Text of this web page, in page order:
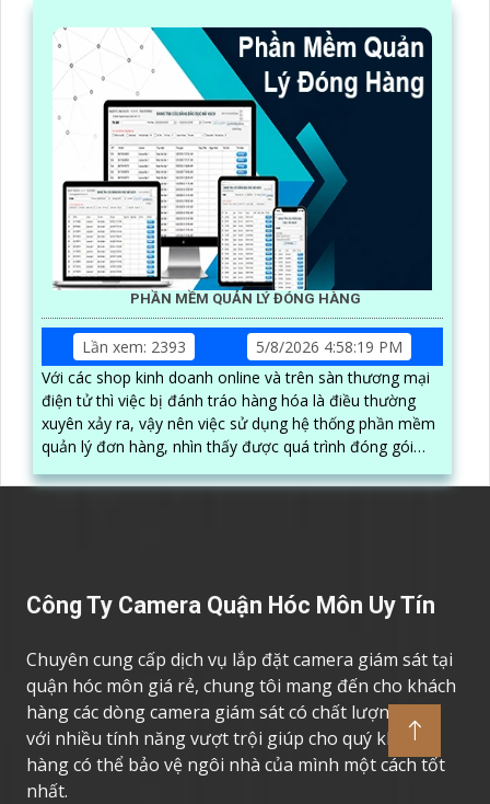
PHẦN MỀM QUẢN LÝ ĐÓNG HÀNG
Lần xem: 2393
5/8/2026 4:58:19 PM
Với các shop kinh doanh online và trên sàn thương mại
điện tử thì việc bị đánh tráo hàng hóa là điều thường
xuyên xảy ra, vậy nên việc sử dụng hệ thống phần mềm
quản lý đơn hàng, nhìn thấy được quá trình đóng gói
hàng hóa, kèm theo đấy là quy trình đóng gói cũng
được ghi lại một cách dễ dàng
Công Ty Camera Quận Hóc Môn Uy Tín
Chuyên cung cấp dịch vụ lắp đặt camera giám sát tại
quận hóc môn giá rẻ, chung tôi mang đến cho khách
hàng các dòng camera giám sát có chất lượng cao,
với nhiều tính năng vượt trội giúp cho quý khách
hàng có thể bảo vệ ngôi nhà của mình một cách tốt
nhất.